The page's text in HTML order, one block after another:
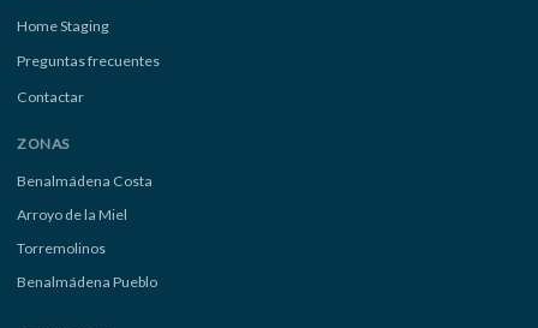
Home Staging
Preguntas frecuentes
Contactar
ZONAS
Benalmádena Costa
Arroyo de la Miel
Torremolinos
Benalmádena Pueblo